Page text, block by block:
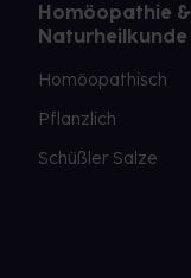
Homöopathie &
Naturheilkunde
Homöopathisch
Pflanzlich
Schüßler Salze